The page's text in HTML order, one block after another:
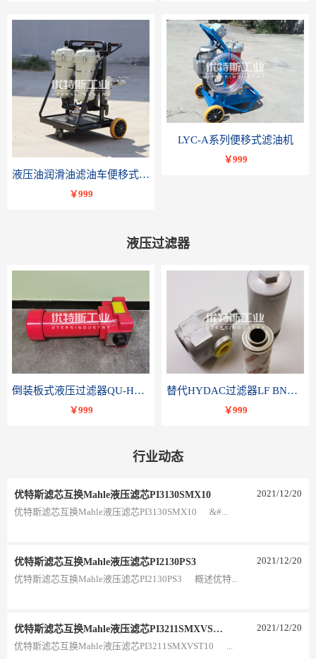
液压油润滑油滤油车便移式滤油机LYC-B系列-优特斯工业科技
￥999
LYC-A系列便移式滤油机
￥999
液压过滤器
倒装板式液压过滤器QU-H250x10BDP
￥999
替代HYDAC过滤器LF BNHC 110 I C20B 1.0-A2-B3
￥999
行业动态
优特斯滤芯互换Mahle液压滤芯PI3130SMX10 2021 /12/20
优特斯滤芯互换Mahle液压滤芯PI3130SMX10 &#...
优特斯滤芯互换Mahle液压滤芯PI2130PS3 2021 /12/20
优特斯滤芯互换Mahle液压滤芯PI2130PS3 概述优特...
优特斯滤芯互换Mahle液压滤芯PI3211SMXVST10 2021 /12/20
优特斯滤芯互换Mahle液压滤芯PI3211SMXVST10 ...